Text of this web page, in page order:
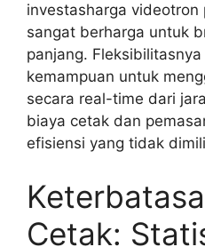
investasharga videotron
sangat berharga untuk
panjang.
kemampuan untuk
secara real-time dari
biaya cetak dan
efisiensi yang tidak
Cetak: